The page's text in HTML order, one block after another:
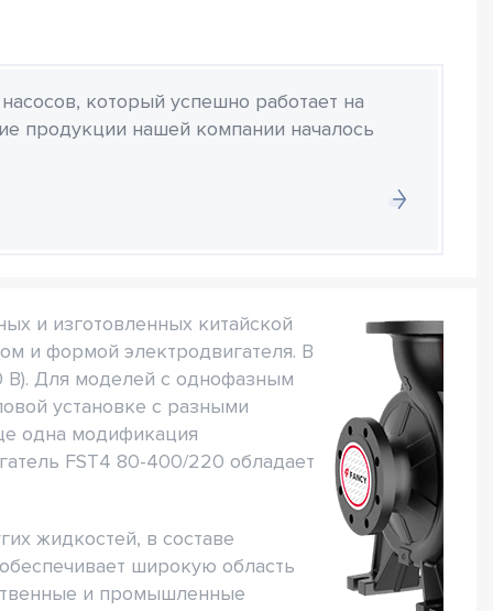
который успешно работает на
продукции нашей компании началось
и изготовленных китайской
и формой электродвигателя. В
В). Для моделей с однофазным
установке с разными
одна модификация
FST4 80-400/220 обладает
жидкостей, в составе
широкую область
и промышленные